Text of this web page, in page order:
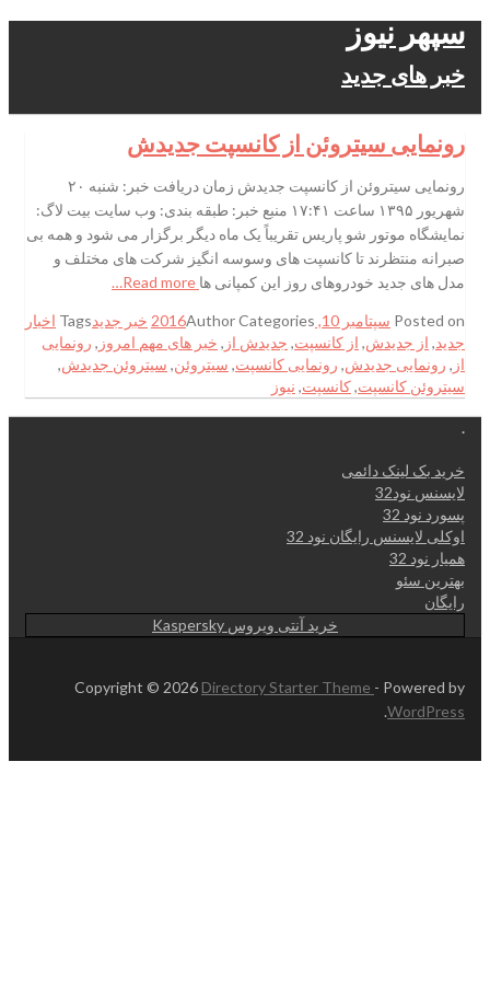
سپهر نیوز
خبر های جدید
رونمایی سیتروئن از کانسپت جدیدش
رونمایی سیتروئن از کانسپت جدیدش زمان دریافت خبر: شنبه ۲۰
شهریور ۱۳۹۵ ساعت ۱۷:۴۱ منبع خبر: طبقه بندی: وب سایت بیت لاگ:
نمایشگاه موتور شو پاریس تقریباً یک ماه دیگر برگزار می شود و همه بی
صبرانه منتظرند تا کانسپت های وسوسه انگیز شرکت های مختلف و
مدل های جدید خودروهای روز این کمپانی ها
Posted on سپتامبر 10, 2016 AuthorCategories خبر جدیدTags اخبار
جدید, از جدیدش, از کانسپت, جدیدش از , خبر های مهم امروز , رونمایی
از , رونمایی جدیدش, رونمایی کانسپت, سیتروئن, سیتروئن جدیدش,
سیتروئن کانسپت,کانسپت, نیوز
.
خرید بک لینک دائمی
لایسنس نود32
پسورد نود 32
اوکلی لایسنس رایگان نود 32
همیار نود 32
بهترین سئو
رایگان
خرید آنتی ویروس Kaspersky
Copyright © 2026 Directory Starter Theme - Powered by
WordPress
.